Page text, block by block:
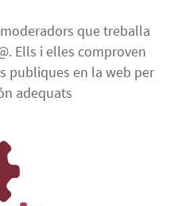
que treballa
Ells i elles comproven
publiques en la web per
adequats